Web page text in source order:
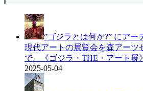
”ゴジラとは何か?” にアー
現代アートの展覧会を森アーツ
で。《ゴジラ・THE・アート展》
2025-05-04